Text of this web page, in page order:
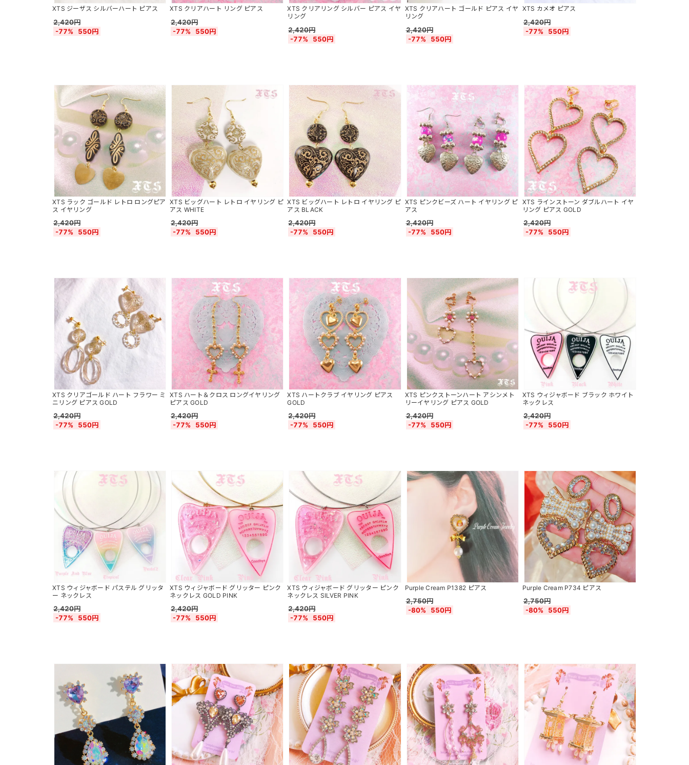
XTS ジーザス シルバーハート ピアス
2,420円
-77%
550円
XTS クリアハート リング ピアス
2,420円
-77%
550円
XTS クリアリング シルバー ピアス イヤ
リング
2,420円
-77%
550円
XTS クリアハート ゴールド ピアス イヤ
リング
2,420円
-77%
550円
XTS カメオ ピアス
2,420円
-77%
550円
XTS ラック ゴールド レトロ ロングピア
ス イヤリング
2,420円
-77%
550円
XTS ビッグハート レトロ イヤリング ピ
アス WHITE
2,420円
-77%
550円
XTS ビッグハート レトロ イヤリング ピ
アス BLACK
2,420円
-77%
550円
XTS ピンクビーズ ハート イヤリング ピ
アス
2,420円
-77%
550円
XTS ラインストーン ダブルハート イヤ
リング ピアス GOLD
2,420円
-77%
550円
XTS クリアゴールド ハート フラワー ミ
ニリング ピアス GOLD
2,420円
-77%
550円
XTS ハート＆クロス ロングイヤリング
ピアス GOLD
2,420円
-77%
550円
XTS ハートクラブ イヤリング ピアス
GOLD
2,420円
-77%
550円
XTS ピンクストーンハート アシンメト
リーイヤリング ピアス GOLD
2,420円
-77%
550円
XTS ウィジャボード ブラック ホワイト
ネックレス
2,420円
-77%
550円
XTS ウィジャボード パステル グリッタ
ー ネックレス
2,420円
-77%
550円
XTS ウィジャボード グリッター ピンク
ネックレス GOLD PINK
2,420円
-77%
550円
XTS ウィジャボード グリッター ピンク
ネックレス SILVER PINK
2,420円
-77%
550円
Purple Cream P1382 ピアス
2,750円
-80%
550円
Purple Cream P734 ピアス
2,750円
-80%
550円